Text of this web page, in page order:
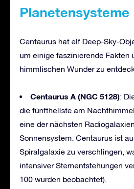
Planetensysteme
Centaurus hat elf Deep-Sky-
um einige faszinierende Fakten
himmlischen Wunder zu
Centaurus A (NGC 5128):
die fünfthellste am
eine der nächsten
Sonnensystem. Centaurus ist
Spiralgalaxie zu verschlingen,
intensiver Sternentstehungen
100 wurden beobachtet).